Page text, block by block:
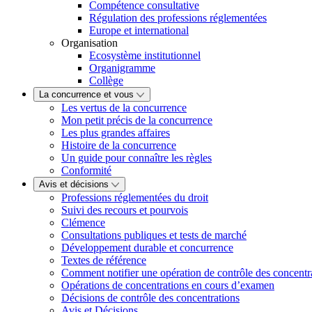
Compétence consultative
Régulation des professions réglementées
Europe et international
Organisation
Ecosystème institutionnel
Organigramme
Collège
La concurrence et vous
Les vertus de la concurrence
Mon petit précis de la concurrence
Les plus grandes affaires
Histoire de la concurrence
Un guide pour connaître les règles
Conformité
Avis et décisions
Professions réglementées du droit
Suivi des recours et pourvois
Clémence
Consultations publiques et tests de marché
Développement durable et concurrence
Textes de référence
Comment notifier une opération de contrôle des
Opérations de concentrations en cours d’examen
Décisions de contrôle des concentrations